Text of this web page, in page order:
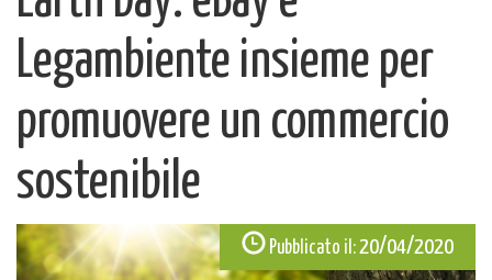
Legambiente insieme per
promuovere un commercio
sostenibile
Pubblicato il:20/04/2020